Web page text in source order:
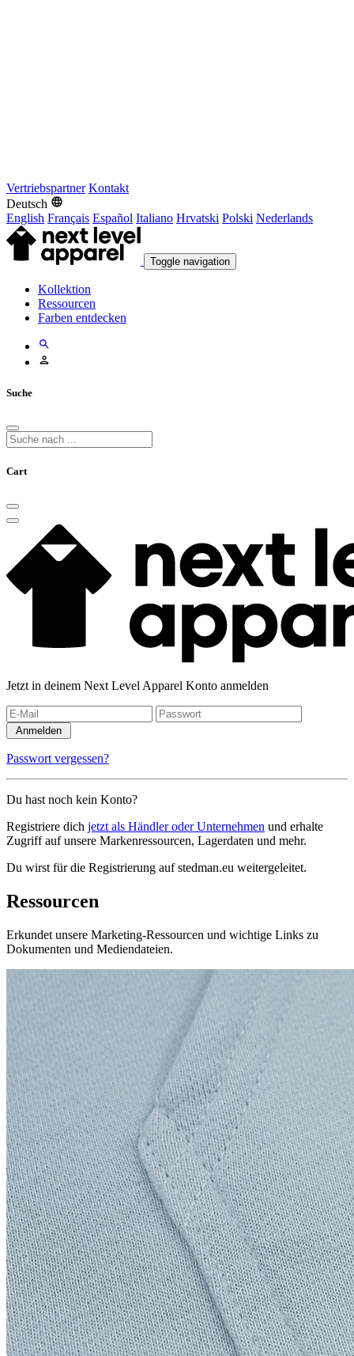
Vertriebspartner Kontakt
Deutsch
English Français Español Italiano Hrvatski Polski Nederlands
Toggle navigation
Kollektion
Ressourcen
Farben entdecken
Suche
Cart
Jetzt in deinem Next Level Apparel Konto anmelden
Anmelden
Passwort vergessen?
Du hast noch kein Konto?
Registriere dich jetzt als Händler oder Unternehmen und erhalte
Zugriff auf unsere Markenressourcen, Lagerdaten und mehr.
Du wirst für die Registrierung auf stedman.eu weitergeleitet.
Ressourcen
Erkundet unsere Marketing-Ressourcen und wichtige Links zu
Dokumenten und Mediendateien.